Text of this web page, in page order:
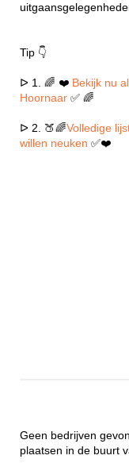
Tip 👇
ᐅ 1. 🌈 ❤️ Bekijk nu
Hoornaar ✅ 🌈
ᐅ 2. 🍑🌈Volledige
willen neuken ✅❤️
Geen bedrijven
plaatsen in de buurt